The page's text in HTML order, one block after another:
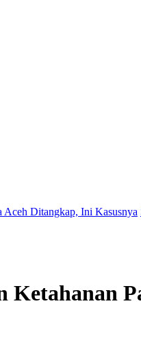
Ditangkap, Ini Kasusnya
Ketahanan